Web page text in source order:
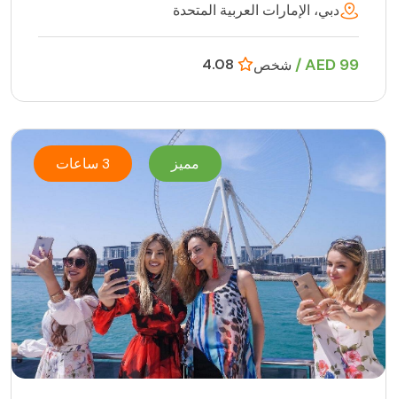
دبي، الإمارات العربية المتحدة
99 AED / شخص
مميز 3 ساعات